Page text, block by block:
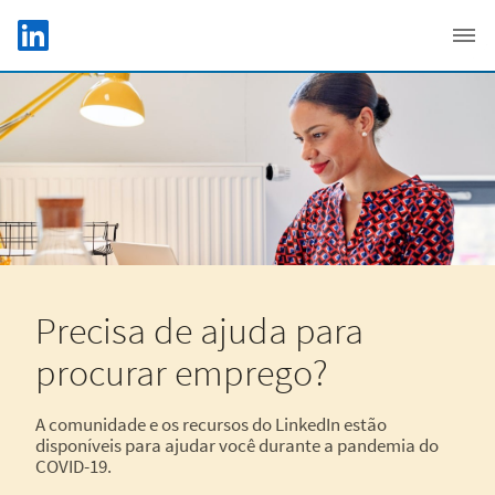
Skip to main content
LinkedIn Logo
Precisa de ajuda para
procurar emprego?
A comunidade e os recursos do LinkedIn estão
disponíveis para ajudar você durante a pandemia do
COVID-19.